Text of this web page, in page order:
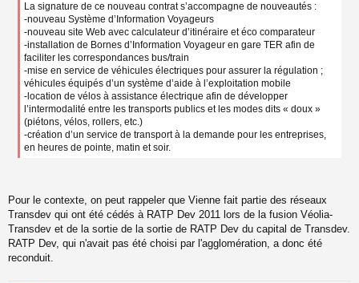
La signature de ce nouveau contrat s’accompagne de nouveautés :
-nouveau Système d’Information Voyageurs
-nouveau site Web avec calculateur d’itinéraire et éco comparateur
-installation de Bornes d’Information Voyageur en gare TER afin de
faciliter les correspondances bus/train
-mise en service de véhicules électriques pour assurer la régulation ;
véhicules équipés d’un système d’aide à l’exploitation mobile
-location de vélos à assistance électrique afin de développer
l’intermodalité entre les transports publics et les modes dits « doux »
(piétons, vélos, rollers, etc.)
-création d’un service de transport à la demande pour les entreprises,
en heures de pointe, matin et soir.
Pour le contexte, on peut rappeler que Vienne fait partie des réseaux
Transdev qui ont été cédés à RATP Dev 2011 lors de la fusion Véolia-
Transdev et de la sortie de la sortie de RATP Dev du capital de Transdev.
RATP Dev, qui n'avait pas été choisi par l'agglomération, a donc été
reconduit.